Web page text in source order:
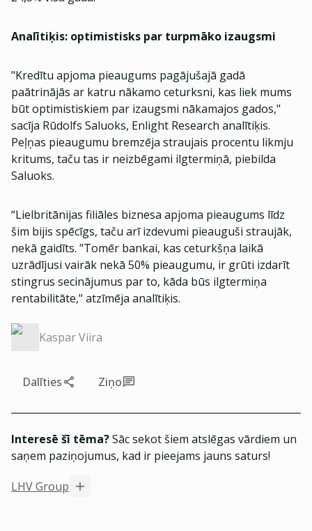
Analītiķis: optimistisks par turpmāko izaugsmi
"Kredītu apjoma pieaugums pagājušajā gadā
paātrinājās ar katru nākamo ceturksni, kas liek mums
būt optimistiskiem par izaugsmi nākamajos gados,"
sacīja Rūdolfs Saluoks, Enlight Research analītiķis.
Peļņas pieaugumu bremzēja straujais procentu likmju
kritums, taču tas ir neizbēgami ilgtermiņā, piebilda
Saluoks.
“Lielbritānijas filiāles biznesa apjoma pieaugums līdz
šim bijis spēcīgs, taču arī izdevumi pieauguši straujāk,
nekā gaidīts. "Tomēr bankai, kas ceturkšņa laikā
uzrādījusi vairāk nekā 50% pieaugumu, ir grūti izdarīt
stingrus secinājumus par to, kāda būs ilgtermiņa
rentabilitāte," atzīmēja analītiķis.
Kaspar Viira
Dalīties Ziņo
Interesē šī tēma?Sāc sekot šiem atslēgas vārdiem un
saņem paziņojumus, kad ir pieejams jauns saturs!
LHV Group